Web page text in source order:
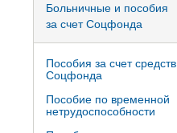
Больничные и пособия
за счет Соцфонда
Пособия за счет средств
Соцфонда
Пособие по временной
нетрудоспособности